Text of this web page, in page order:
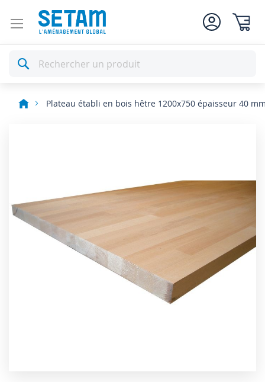
Rechercher
Plateau établi en bois hêtre 1200x750 épaisseur 40
images
gallery